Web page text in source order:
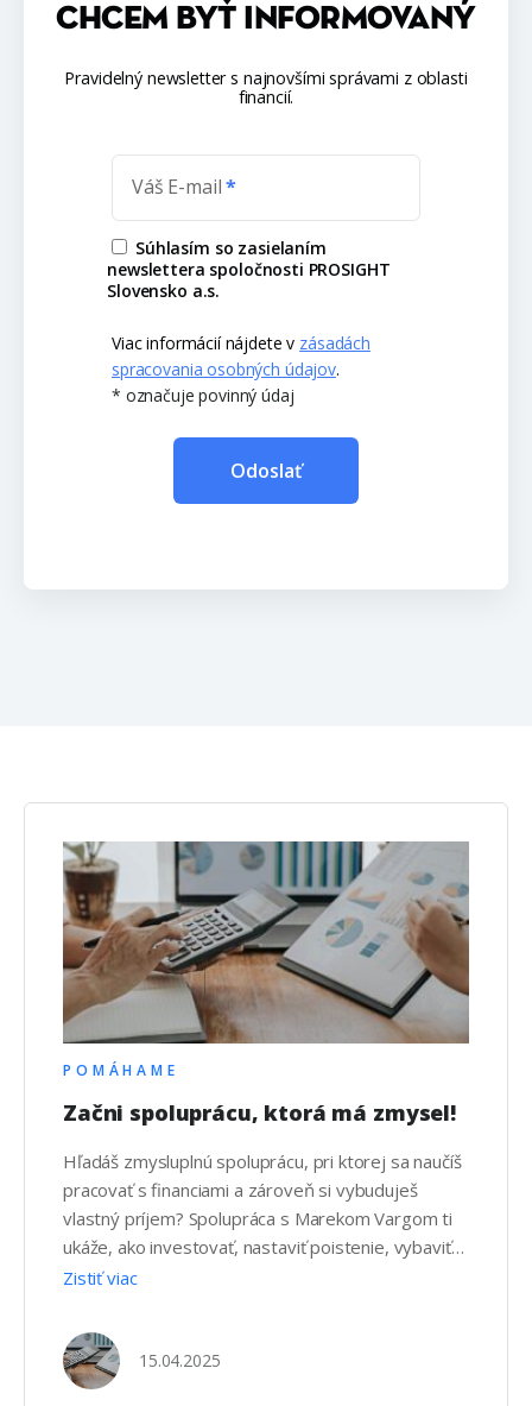
CHCEM BYŤ INFORMOVANÝ
Pravidelný newsletter s najnovšími správami z oblasti
financií.
Váš E-mail
Súhlasím so zasielaním
newslettera spoločnosti PROSIGHT
Slovensko a.s.
Viac informácií nájdete v zásadách
spracovania osobných údajov.
* označuje povinný údaj
POMÁHAME
Začni spoluprácu, ktorá má zmysel!
Hľadáš zmysluplnú spoluprácu, pri ktorej sa naučíš
pracovať s financiami a zároveň si vybuduješ
vlastný príjem? Spolupráca s Marekom Vargom ti
ukáže, ako investovať, nastaviť poistenie, vybaviť
hypotéku a pomáhať ľuďom zorientovať sa vo
podnikáš – túto šancu môžeš využiť aj popri svojej
práci.
Zistiť viac
15.04.2025